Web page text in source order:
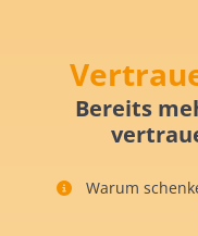
Bereits
Warum